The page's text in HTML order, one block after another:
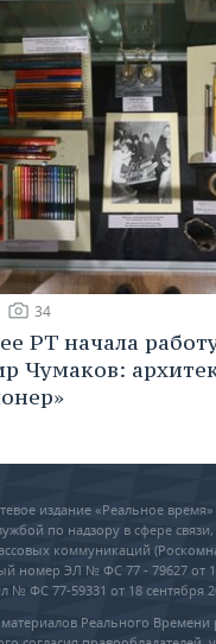
34
РТ начала
Чумаков:
издание «Реальное
по надзору в сфере
коммуникаций
номер ЭЛ № ФС 77 - 79627 от
№ ФС 77-59331 от 18 сентября
Реального Времени